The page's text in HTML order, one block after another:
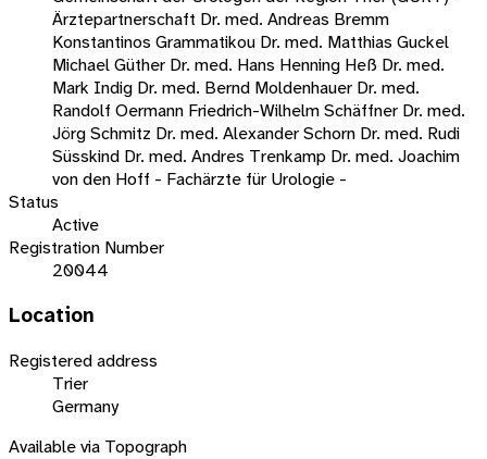
Ärztepartnerschaft Dr. med. Andreas Bremm
Konstantinos Grammatikou Dr. med. Matthias Guckel
Michael Güther Dr. med. Hans Henning Heß Dr. med.
Mark Indig Dr. med. Bernd Moldenhauer Dr. med.
Randolf Oermann Friedrich-Wilhelm Schäffner Dr. med.
Jörg Schmitz Dr. med. Alexander Schorn Dr. med. Rudi
Süsskind Dr. med. Andres Trenkamp Dr. med. Joachim
von den Hoff - Fachärzte für Urologie -
Status
Active
Registration Number
20044
Location
Registered address
Trier
Germany
Available via Topograph